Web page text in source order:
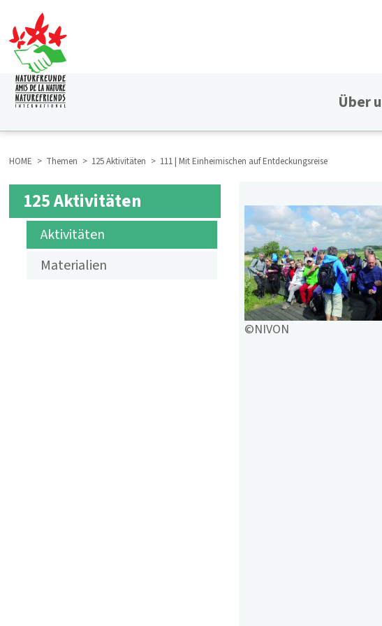
zum
Inhalt
HAUPTNAVIGATION Über
BREADCRUMB
HOME Themen 125 Aktivitäten 111 | Mit Einheimischen auf Entdeckungsreise
SUBMENÜ
125
125 Aktivitäten
Aktivitäten
Materialien
©NIVON